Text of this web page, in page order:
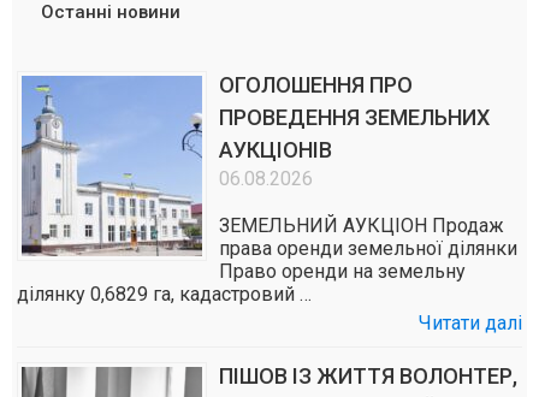
Останні новини
ОГОЛОШЕННЯ ПРО
ПРОВЕДЕННЯ ЗЕМЕЛЬНИХ
АУКЦІОНІВ
06.08.2026
ЗЕМЕЛЬНИЙ АУКЦІОН Продаж
права оренди земельної ділянки
Право оренди на земельну
ділянку 0,6829 га, кадастровий …
Читати далі
ПІШОВ ІЗ ЖИТТЯ ВОЛОНТЕР,